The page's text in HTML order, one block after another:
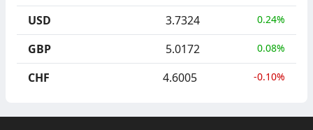
USD 3.7324 0.24%
GBP 5.0172 0.08%
CHF 4.6005 -0.10%